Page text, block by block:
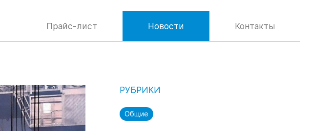
Прайс-лист Новости Контакты
РУБРИКИ
Общие